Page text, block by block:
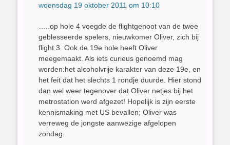
woensdag 19 oktober 2011 om 10:10
…..op hole 4 voegde de flightgenoot van de twee
geblesseerde spelers, nieuwkomer Oliver, zich bij
flight 3. Ook de 19e hole heeft Oliver
meegemaakt. Als iets curieus genoemd mag
worden:het alcoholvrije karakter van deze 19e, en
het feit dat het slechts 1 rondje duurde. Hier stond
dan wel weer tegenover dat Oliver netjes bij het
metrostation werd afgezet! Hopelijk is zijn eerste
kennismaking met US bevallen; Oliver was
verreweg de jongste aanwezige afgelopen
zondag.